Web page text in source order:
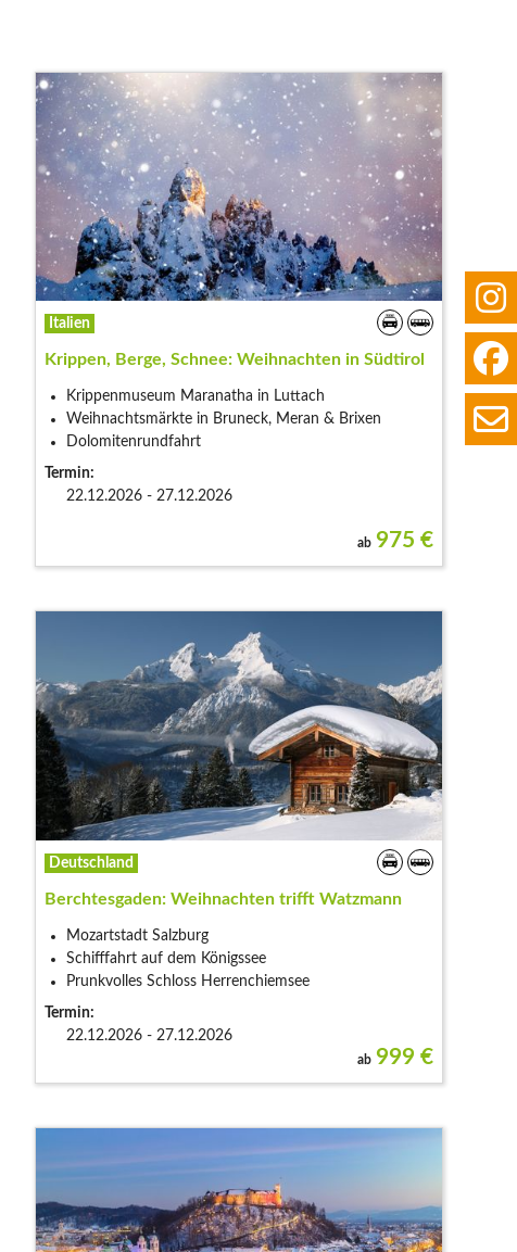
Italien
Krippen, Berge, Schnee: Weihnachten in Südtirol
Krippenmuseum Maranatha in Luttach
Weihnachtsmärkte in Bruneck, Meran & Brixen
Dolomitenrundfahrt
Termin:
22.12.2026 - 27.12.2026
ab 975 €
Deutschland
Berchtesgaden: Weihnachten trifft Watzmann
Mozartstadt Salzburg
Schifffahrt auf dem Königssee
Prunkvolles Schloss Herrenchiemsee
Termin:
22.12.2026 - 27.12.2026
ab 999 €